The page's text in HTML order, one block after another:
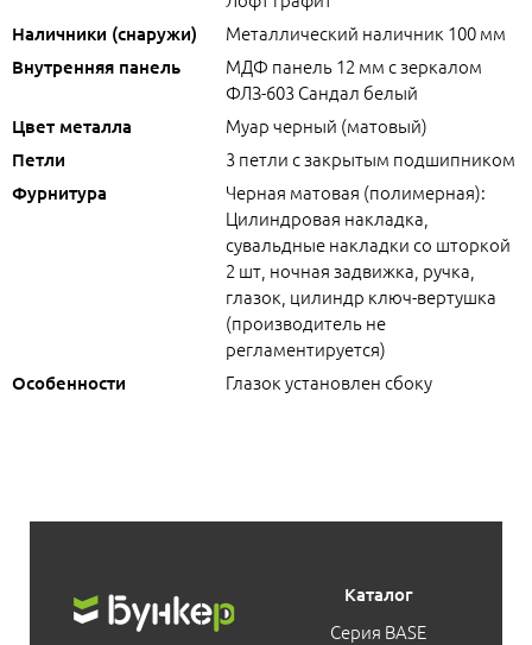
Наличники (снаружи) Металлический наличник 100 мм
Внутренняя панель
МДФ панель 12 мм с зеркалом
ФЛЗ-603 Сандал белый
Цвет металла Муар черный (матовый)
Петли 3 петли с закрытым подшипником
Фурнитура
Черная матовая (полимерная):
Цилиндровая накладка,
сувальдные накладки со шторкой
2 шт, ночная задвижка, ручка,
глазок, цилиндр ключ-вертушка
(производитель не
регламентируется)
Особенности Глазок установлен сбоку
Каталог
Серия BASE